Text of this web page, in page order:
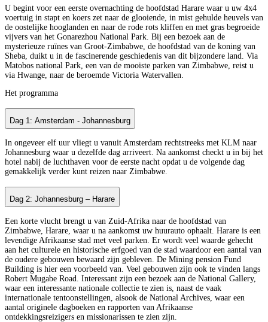
U begint voor een eerste overnachting de hoofdstad Harare waar u uw 4x4
voertuig in stapt en koers zet naar de glooiende, in mist gehulde heuvels van
de oostelijke hooglanden en naar de rode rots kliffen en met gras begroeide
vijvers van het Gonarezhou National Park. Bij een bezoek aan de
mysterieuze ruïnes van Groot-Zimbabwe, de hoofdstad van de koning van
Sheba, duikt u in de fascinerende geschiedenis van dit bijzondere land. Via
Matobos national Park, een van de mooiste parken van Zimbabwe, reist u
via Hwange, naar de beroemde Victoria Watervallen.
Het programma
Dag 1: Amsterdam - Johannesburg
In ongeveer elf uur vliegt u vanuit Amsterdam rechtstreeks met KLM naar
Johannesburg waar u dezelfde dag arriveert. Na aankomst checkt u in bij het
hotel nabij de luchthaven voor de eerste nacht opdat u de volgende dag
gemakkelijk verder kunt reizen naar Zimbabwe.
Dag 2: Johannesburg – Harare
Een korte vlucht brengt u van Zuid-Afrika naar de hoofdstad van
Zimbabwe, Harare, waar u na aankomst uw huurauto ophaalt. Harare is een
levendige Afrikaanse stad met veel parken. Er wordt veel waarde gehecht
aan het culturele en historische erfgoed van de stad waardoor een aantal van
de oudere gebouwen bewaard zijn gebleven. De Mining pension Fund
Building is hier een voorbeeld van. Veel gebouwen zijn ook te vinden langs
Robert Mugabe Road. Interessant zijn een bezoek aan de National Gallery,
waar een interessante nationale collectie te zien is, naast de vaak
internationale tentoonstellingen, alsook de National Archives, waar een
aantal originele dagboeken en rapporten van Afrikaanse
ontdekkingsreizigers en missionarissen te zien zijn.